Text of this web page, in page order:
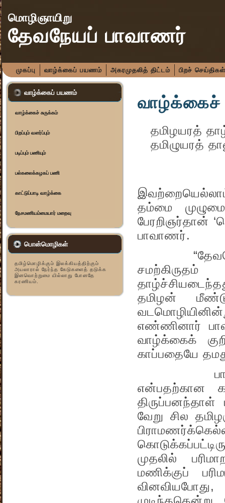
மொழிஞாயிறு
தேவநேயப் பாவாணர்
முகப்பு வாழ்க்கைப் பயணம் அகரமுதலித் திட்டம் பிறச் செய்திகள்
வாழ்க்கைப் பயணம்
வாழ்க்கைச் சுருக்கம்
பிறப்பும் வளர்ப்பும்
படிப்பும் பணியும்
பல்கலைக்கழகப் பணி
காட்டுப்பாடி வாழ்க்கை
நேசமணியம்மையார் மறைவு
பொன்மொழிகள்
தமிழ்மொழிக்கும் இலக்கியத்திற்கும்
அயலாரால் நேர்ந்த கேடுகளைத் தடுக்க
இனவொற்றுமை யில்லாது போனதே
கரணியம்.
வாழ்க்கைச்
தமிழயரத்
தமிழுயரத்
தம்மை
பேரறிஞர்தான்
பாவாணர்.
தமிழன்
எண்ணினார்
வாழ்க்கைக்
காப்பதையே
பாவாணர்
என்பதற்கான
வேறு சில
முதலில்
மணிக்குப்